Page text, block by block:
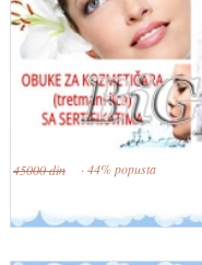
45000 din · 44% popusta